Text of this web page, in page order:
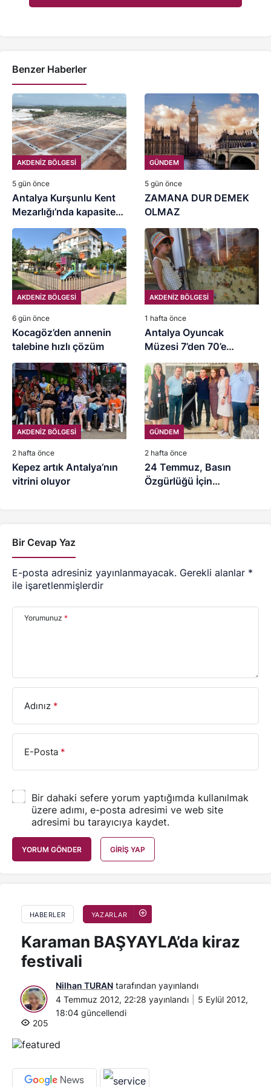
Benzer Haberler
AKDENİZ BÖLGESİ
5 gün önce
Antalya Kurşunlu Kent
Mezarlığı’nda kapasite
artırımı
GÜNDEM
5 gün önce
ZAMANA DUR DEMEK
OLMAZ
AKDENİZ BÖLGESİ
6 gün önce
Kocagöz’den annenin
talebine hızlı çözüm
AKDENİZ BÖLGESİ
1 hafta önce
Antalya Oyuncak
Müzesi 7’den 70’e
ziyaretçilerini ağırlıyor
AKDENİZ BÖLGESİ
2 hafta önce
Kepez artık Antalya’nın
vitrini oluyor
GÜNDEM
2 hafta önce
24 Temmuz, Basın
Özgürlüğü İçin
Bir Cevap Yaz
E-posta adresiniz yayınlanmayacak. Gerekli alanlar *
ile işaretlenmişlerdir
Yorumunuz *
Adınız *
E-Posta *
Bir dahaki sefere yorum yaptığımda kullanılmak
üzere adımı, e-posta adresimi ve web site
adresimi bu tarayıcıya kaydet.
YORUM GÖNDER GIRIŞ YAP
HABERLER YAZARLAR
Karaman BAŞYAYLA’da kiraz
festivali
Nilhan TURAN tarafından yayınlandı
4 Temmuz 2012, 22:28 yayınlandı
5 Eylül 2012,
18:04 güncellendi
205